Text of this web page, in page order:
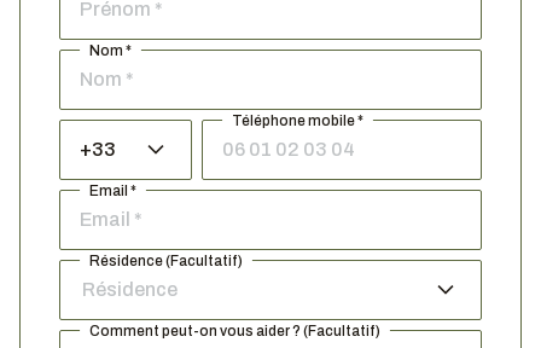
Nom *
+33
Téléphone mobile *
Email *
Résidence
Résidence (Facultatif)
Comment peut-on vous aider ? (Facultatif)